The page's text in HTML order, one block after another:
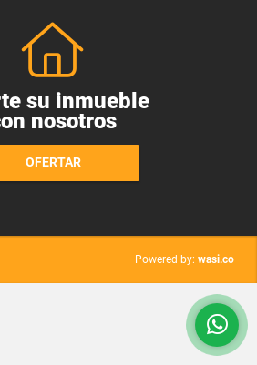
su inmueble
nosotros
OFERTAR
Powered by: wasi.co